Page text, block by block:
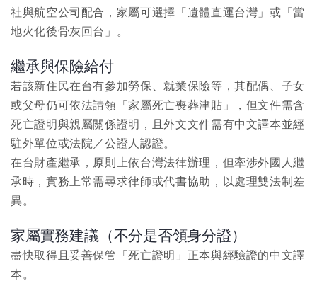
社與航空公司配合，家屬可選擇「遺體直運台灣」或「當
地火化後骨灰回台」。​
繼承與保險給付
若該新住民在台有參加勞保、就業保險等，其配偶、子女
或父母仍可依法請領「家屬死亡喪葬津貼」，但文件需含
死亡證明與親屬關係證明，且外文文件需有中文譯本並經
駐外單位或法院／公證人認證。​
在台財產繼承，原則上依台灣法律辦理，但牽涉外國人繼
承時，實務上常需尋求律師或代書協助，以處理雙法制差
異。​
家屬實務建議（不分是否領身分證）
盡快取得且妥善保管「死亡證明」正本與經驗證的中文譯
本。